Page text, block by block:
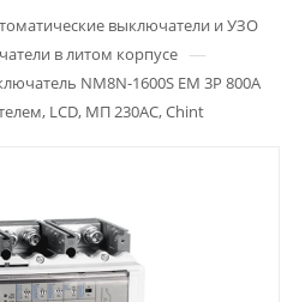
выключатели и УЗО
в литом корпусе —
NM8N-1600S EM 3P 800А
LCD, МП 230AC, Chint